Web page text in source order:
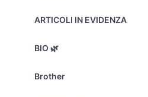
ARTICOLI IN EVIDENZA
BIO 🌿
Brother